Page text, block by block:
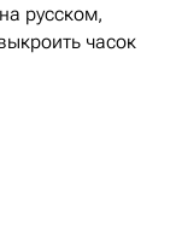
русском,
часок